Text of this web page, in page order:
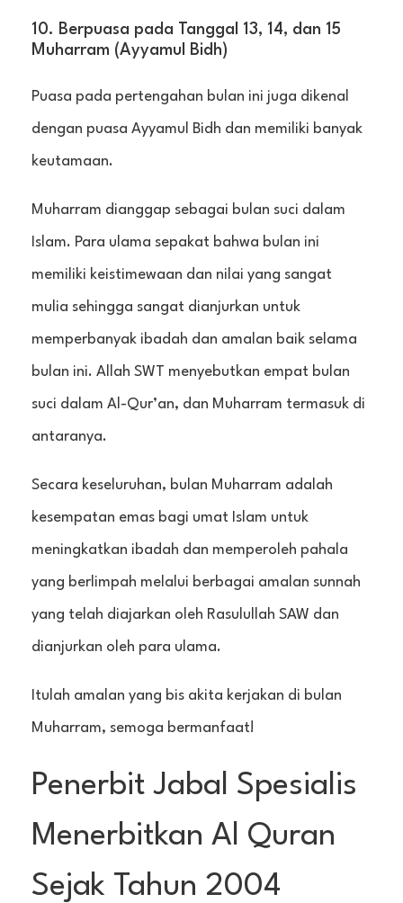
10. Berpuasa pada Tanggal 13, 14, dan 15
Muharram (Ayyamul Bidh)
Puasa pada pertengahan bulan ini juga dikenal
dengan puasa Ayyamul Bidh dan memiliki banyak
keutamaan.
Muharram dianggap sebagai bulan suci dalam
Islam. Para ulama sepakat bahwa bulan ini
memiliki keistimewaan dan nilai yang sangat
mulia sehingga sangat dianjurkan untuk
memperbanyak ibadah dan amalan baik selama
bulan ini. Allah SWT menyebutkan empat bulan
suci dalam Al-Qur’an, dan Muharram termasuk di
antaranya.
Secara keseluruhan, bulan Muharram adalah
kesempatan emas bagi umat Islam untuk
meningkatkan ibadah dan memperoleh pahala
yang berlimpah melalui berbagai amalan sunnah
yang telah diajarkan oleh Rasulullah SAW dan
dianjurkan oleh para ulama.
Itulah amalan yang bis akita kerjakan di bulan
Muharram, semoga bermanfaat!
Penerbit Jabal Spesialis
Menerbitkan Al Quran
Sejak Tahun 2004